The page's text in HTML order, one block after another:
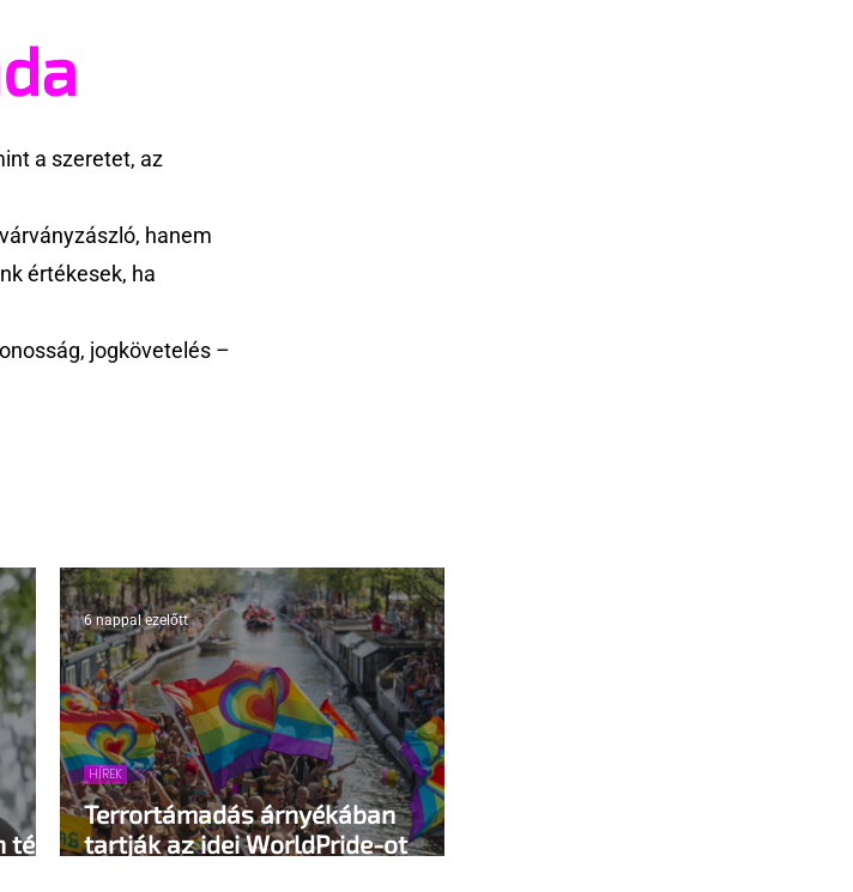
a szeretet, az
hanem
értékesek, ha
jogkövetelés –
tér
Terrortámadás árnyékában
tartják az idei WorldPride-ot
HÍREK
6 nappal ezelőtt